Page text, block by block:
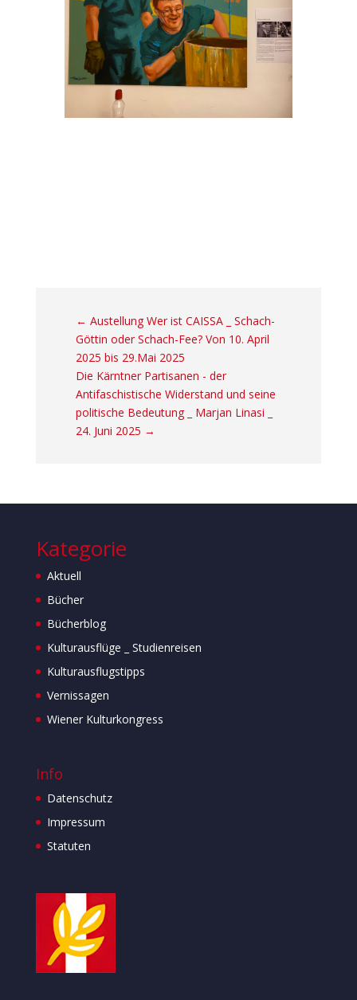
← Austellung Wer ist CAISSA _ Schach-
Göttin oder Schach-Fee? Von 10. April
2025 bis 29.Mai 2025
Die Kärntner Partisanen - der
Antifaschistische Widerstand und seine
politische Bedeutung _ Marjan Linasi _
24. Juni 2025 →
Kategorie
Aktuell
Bücher
Bücherblog
Kulturausflüge _ Studienreisen
Kulturausflugstipps
Vernissagen
Wiener Kulturkongress
Info
Datenschutz
Impressum
Statuten